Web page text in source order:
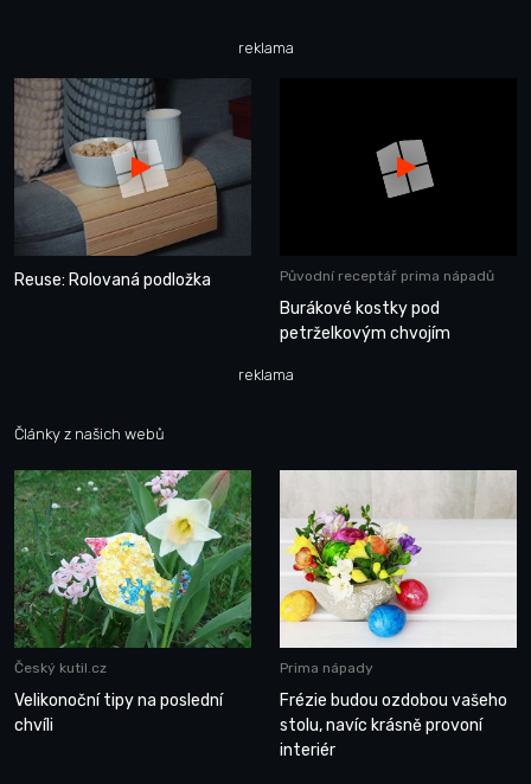
reklama
Reuse: Rolovaná podložka Původní receptář prima nápadů
Burákové kostky pod
petrželkovým chvojím
reklama
Články z našich webů
Český kutil.cz
Velikonoční tipy na poslední
chvíli
Prima nápady
Frézie budou ozdobou vašeho
stolu, navíc krásně provoní
interiér